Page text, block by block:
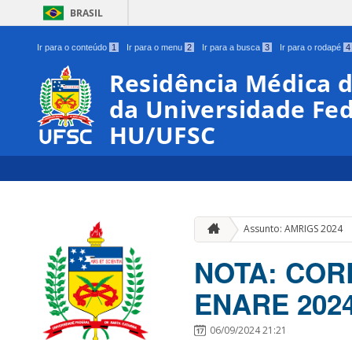
BRASIL
Ir para o conteúdo 1 Ir para o menu 2 Ir para a busca 3 Ir para o rodapé 4
Residência Médica
da Universidade
HU/UFSC
Assunto: AMRIGS 2024
NOTA:
ENARE
06/09/2024 21:21